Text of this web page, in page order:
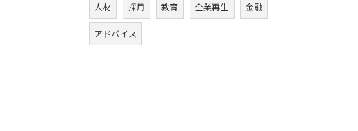
人材 採用 教育 企業再生 金融
アドバイス